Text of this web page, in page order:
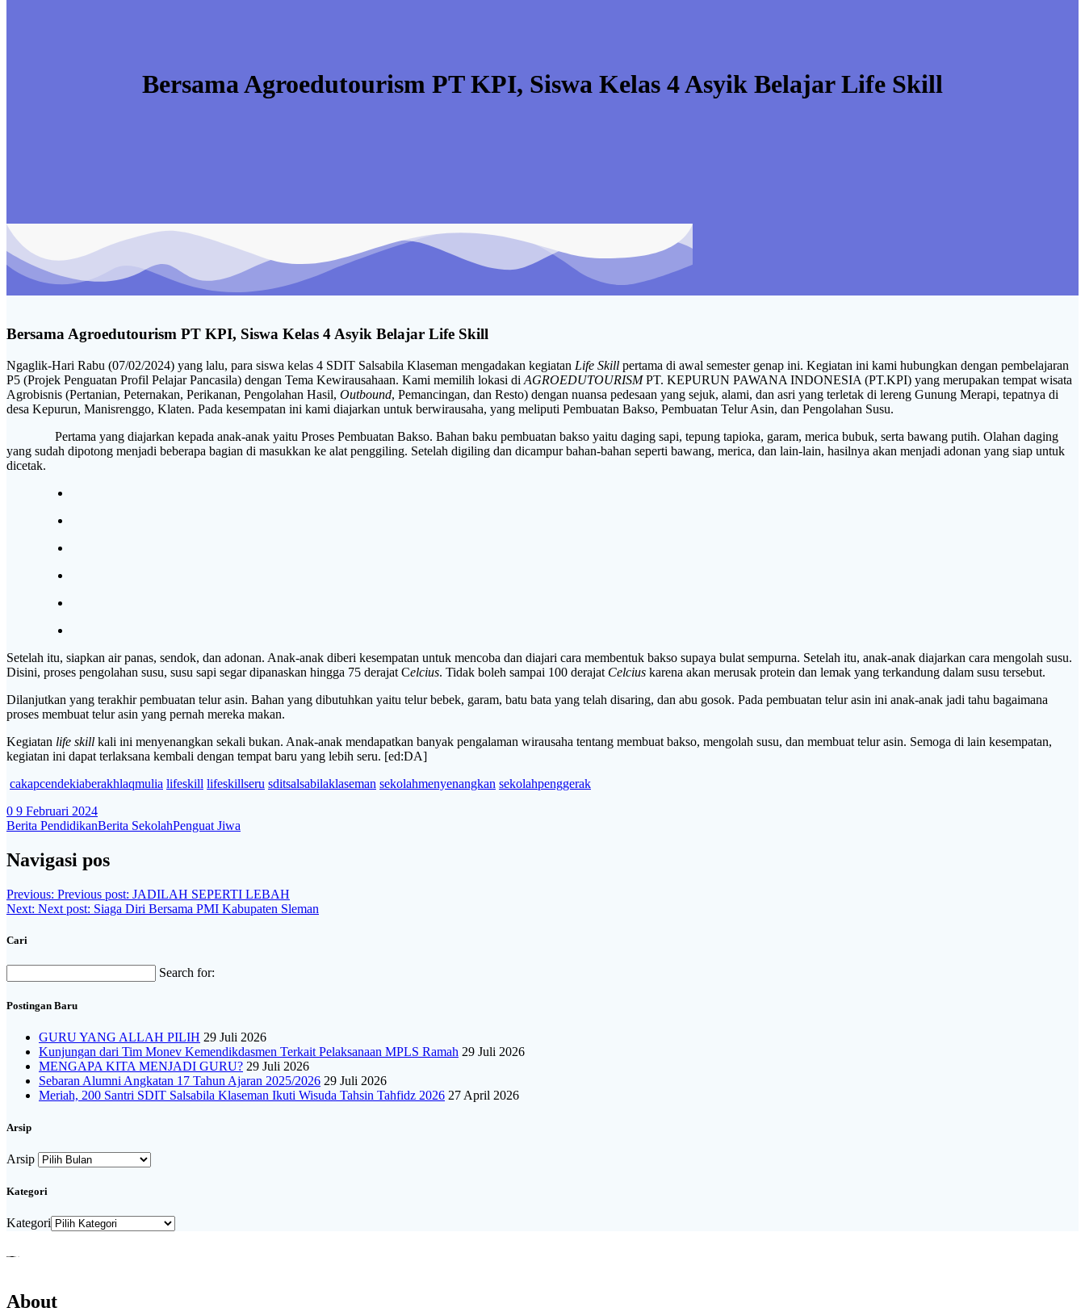
Bersama Agroedutourism PT KPI, Siswa Kelas 4 Asyik Belajar Life Skill
Bersama Agroedutourism PT KPI, Siswa Kelas 4 Asyik Belajar Life Skill
Ngaglik-Hari Rabu (07/02/2024) yang lalu, para siswa kelas 4 SDIT Salsabila Klaseman mengadakan kegiatan Life Skill pertama di awal semester genap ini. Kegiatan ini kami hubungkan dengan pembelajaran
P5 (Projek Penguatan Profil Pelajar Pancasila) dengan Tema Kewirausahaan. Kami memilih lokasi di AGROEDUTOURISMPT. KEPURUN PAWANA INDONESIA (PT.KPI) yang merupakan tempat wisata
Agrobisnis (Pertanian, Peternakan, Perikanan, Pengolahan Hasil, Outbound, Pemancingan, dan Resto) dengan nuansa pedesaan yang sejuk, alami, dan asri yang terletak di lereng Gunung Merapi, tepatnya di
desa Kepurun, Manisrenggo, Klaten. Pada kesempatan ini kami diajarkan untuk berwirausaha, yang meliputi Pembuatan Bakso, Pembuatan Telur Asin, dan Pengolahan Susu.
Pertama yang diajarkan kepada anak-anak yaitu Proses Pembuatan Bakso. Bahan baku pembuatan bakso yaitu daging sapi, tepung tapioka, garam, merica bubuk, serta bawang putih. Olahan daging
yang sudah dipotong menjadi beberapa bagian di masukkan ke alat penggiling. Setelah digiling dan dicampur bahan-bahan seperti bawang, merica, dan lain-lain, hasilnya akan menjadi adonan yang siap untuk
dicetak.
Setelah itu, siapkan air panas, sendok, dan adonan. Anak-anak diberi kesempatan untuk mencoba dan diajari cara membentuk bakso supaya bulat sempurna. Setelah itu, anak-anak diajarkan cara mengolah susu.
Disini, proses pengolahan susu, susu sapi segar dipanaskan hingga 75 derajat Celcius. Tidak boleh sampai 100 derajat Celcius karena akan merusak protein dan lemak yang terkandung dalam susu tersebut.
Dilanjutkan yang terakhir pembuatan telur asin. Bahan yang dibutuhkan yaitu telur bebek, garam, batu bata yang telah disaring, dan abu gosok. Pada pembuatan telur asin ini anak-anak jadi tahu bagaimana
proses membuat telur asin yang pernah mereka makan.
Kegiatan life skill kali ini menyenangkan sekali bukan. Anak-anak mendapatkan banyak pengalaman wirausaha tentang membuat bakso, mengolah susu, dan membuat telur asin. Semoga di lain kesempatan,
kegiatan ini dapat terlaksana kembali dengan tempat baru yang lebih seru. [ed:DA]
cakapcendekiaberakhlaqmulia lifeskill lifeskillseru sditsalsabilaklaseman sekolahmenyenangkan sekolahpenggerak
0 9 Februari 2024
Berita PendidikanBerita SekolahPenguat Jiwa
Navigasi pos
Previous: Previous post: JADILAH SEPERTI LEBAH
Next: Next post: Siaga Diri Bersama PMI Kabupaten Sleman
Cari
Search for:
Postingan Baru
GURU YANG ALLAH PILIH 29 Juli 2026
Kunjungan dari Tim Monev Kemendikdasmen Terkait Pelaksanaan MPLS Ramah 29 Juli 2026
MENGAPA KITA MENJADI GURU? 29 Juli 2026
Sebaran Alumni Angkatan 17 Tahun Ajaran 2025/2026 29 Juli 2026
Meriah, 200 Santri SDIT Salsabila Klaseman Ikuti Wisuda Tahsin Tahfidz 2026 27 April 2026
Arsip
Arsip
Kategori
Kategori
About